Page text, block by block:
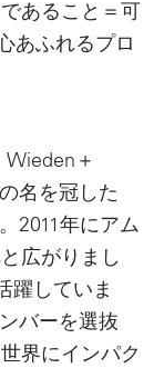
あること＝可
あふれるプロ
＋
名を冠した
2011年にアム
広がりまし
躍していま
バーを選抜
界にインパク